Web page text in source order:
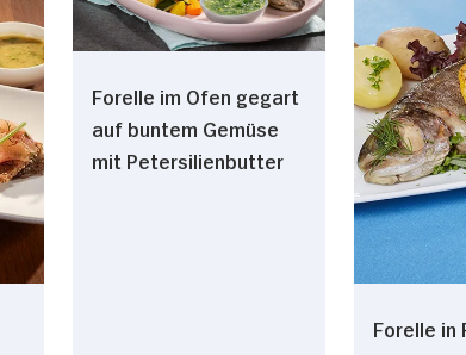
Forelle im Ofen gegart
auf buntem Gemüse
mit Petersilienbutter
Forelle in